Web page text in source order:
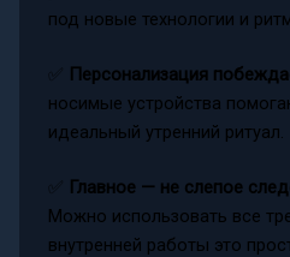
под новые технологии и
Персонализация
носимые устройства
идеальный утренний ритуал.
Главное — не слепое
Можно использовать все
внутренней работы это